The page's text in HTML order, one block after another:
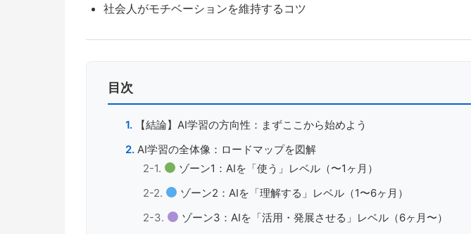
社会人がモチベーションを維持するコツ
目次
【結論】AI学習の方向性：まずここから始めよう
AI学習の全体像：ロードマップを図解
ゾーン1：AIを「使う」レベル（〜1ヶ月）
ゾーン2：AIを「理解する」レベル（1〜6ヶ月）
ゾーン3：AIを「活用・発展させる」レベル（6ヶ月〜）